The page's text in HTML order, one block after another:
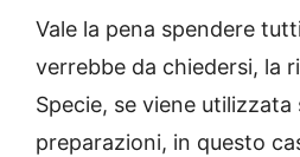
Vale la pena spendere
verrebbe da chiedersi, la
Specie, se viene
preparazioni, in questo